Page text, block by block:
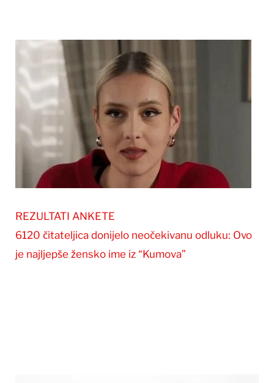
REZULTATI ANKETE
6120 čitateljica donijelo neočekivanu odluku: Ovo
je najljepše žensko ime iz “Kumova”